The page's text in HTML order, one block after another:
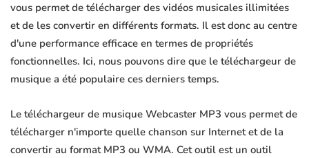
vous permet de télécharger des vidéos musicales illimitées
et de les convertir en différents formats. Il est donc au centre
d'une performance efficace en termes de propriétés
fonctionnelles. Ici, nous pouvons dire que le téléchargeur de
musique a été populaire ces derniers temps.
Le téléchargeur de musique Webcaster MP3 vous permet de
télécharger n'importe quelle chanson sur Internet et de la
convertir au format MP3 ou WMA. Cet outil est un outil